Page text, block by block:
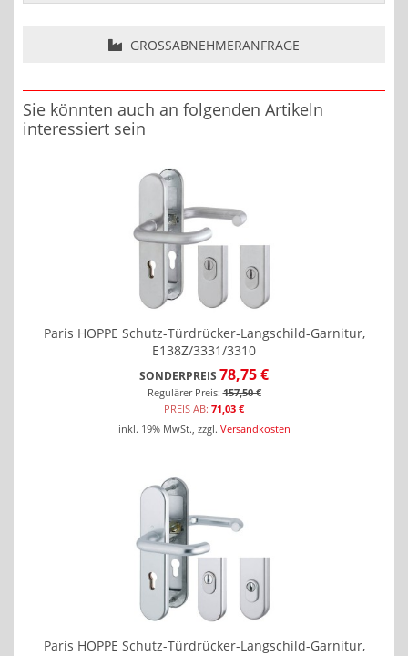
GROSSABNEHMERANFRAGE
Sie könnten auch an folgenden Artikeln
interessiert sein
Paris HOPPE Schutz-Türdrücker-Langschild-Garnitur,
E138Z/3331/3310
SONDERPREIS 78,75 €
Regulärer Preis: 157,50 €
PREIS AB: 71,03 €
inkl. 19% MwSt., zzgl. Versandkosten
Paris HOPPE Schutz-Türdrücker-Langschild-Garnitur,